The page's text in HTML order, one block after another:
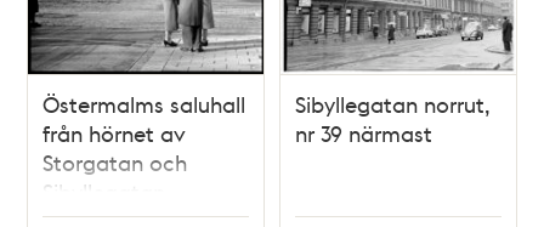
Östermalms saluhall
från hörnet av
Storgatan och
Sibyllegatan
Sibyllegatan norrut,
nr 39 närmast